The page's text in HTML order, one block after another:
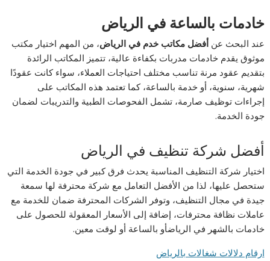
خادمات بالساعة في الرياض
عند البحث عنأفضل مكاتب خدم في الرياض، من المهم اختيار مكتب
موثوق يقدم خادمات مدربات بكفاءة عالية، تتميز المكاتب الرائدة
بتقديم عقود مرنة تناسب مختلف احتياجات العملاء، سواء كانت عقودًا
شهرية، سنوية، أو خدمة بالساعة، كما تعتمد هذه المكاتب على
إجراءات توظيف صارمة، تشمل الفحوصات الطبية والتدريبات لضمان
جودة الخدمة.
أفضل شركة تنظيف في الرياض
اختيار شركة التنظيف المناسبة يحدث فرق كبير في جودة الخدمة التي
ستحصل عليها، لذا من الأفضل التعامل مع شركة محترفة لها سمعة
جيدة في مجال التنظيف، وتوفر الشركات المحترفة ضمان للخدمة مع
عاملات نظافة محترفات، إضافة إلى الأسعار المعقولة للحصول على
خادمات بالشهر في الرياضأو بالساعة أو لوقت معين.
ارقام دلالات شغالات بالرياض